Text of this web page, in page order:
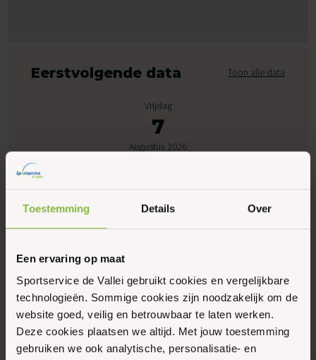
Toestemming Details Over
Een ervaring op maat
Sportservice de Vallei gebruikt cookies en vergelijkbare
technologieën. Sommige cookies zijn noodzakelijk om de
website goed, veilig en betrouwbaar te laten werken.
Deze cookies plaatsen we altijd. Met jouw toestemming
gebruiken we ook analytische, personalisatie- en
Eerstvolgende data Toon alle data
Vrijdag
7
Augustus 2026
08:30 - 10:05
Peppelensteeg 17, Ede
Maak favoriet
Gerelateerde activiteiten